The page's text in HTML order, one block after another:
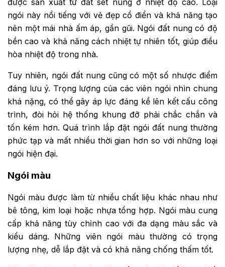
được sản xuất từ đất sét nung ở nhiệt độ cao. Loại
ngói này nổi tiếng với vẻ đẹp cổ điển và khả năng tạo
nên một mái nhà ấm áp, gần gũi. Ngói đất nung có độ
bền cao và khả năng cách nhiệt tự nhiên tốt, giúp điều
hòa nhiệt độ trong nhà.
Tuy nhiên, ngói đất nung cũng có một số nhược điểm
đáng lưu ý. Trọng lượng của các viên ngói nhìn chung
khá nặng, có thể gây áp lực đáng kể lên kết cấu công
trình, đòi hỏi hệ thống khung đỡ phải chắc chắn và
tốn kém hơn. Quá trình lắp đặt ngói đất nung thường
phức tạp và mất nhiều thời gian hơn so với những loại
ngói hiện đại.
Ngói màu
Ngói màu được làm từ nhiều chất liệu khác nhau như
bê tông, kim loại hoặc nhựa tổng hợp. Ngói màu cung
cấp khả năng tùy chỉnh cao với đa dạng màu sắc và
kiểu dáng. Những viên ngói màu thường có trọng
lượng nhẹ, dễ lắp đặt và có khả năng chống thấm tốt.